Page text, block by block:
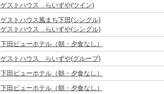
ゲストハウス らいずや(ツイン)
ゲストハウス風まち下田(シングル)
ゲストハウス らいずや(シングル)
下田ビューホテル（朝・夕食なし）
ゲストハウス らいずや(グループ)
下田ビューホテル（朝・夕食なし）
下田ビューホテル（朝・夕食なし）